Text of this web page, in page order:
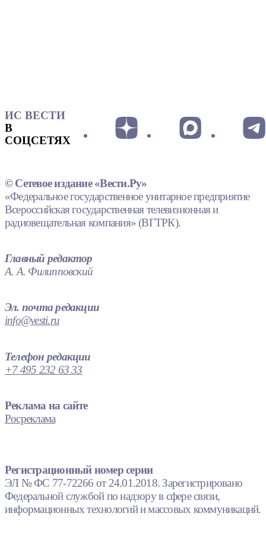
ИС ВЕСТИ
В
СОЦСЕТЯХ
© Сетевое издание «Вести.Ру»
«Федеральное государственное унитарное предприятие
Всероссийская государственная телевизионная и
радиовещательная компания» (ВГТРК).
Главный редактор
А. А. Филипповский
Эл. почта редакции
info@vesti.ru
Телефон редакции
+7 495 232 63 33
Реклама на сайте
Росреклама
Регистрационный номер серии
ЭЛ № ФС 77-72266 от 24.01.2018. Зарегистрировано
Федеральной службой по надзору в сфере связи,
информационных технологий и массовых коммуникаций.